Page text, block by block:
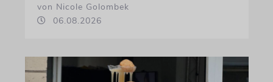
von Nicole Golombek
06.08.2026